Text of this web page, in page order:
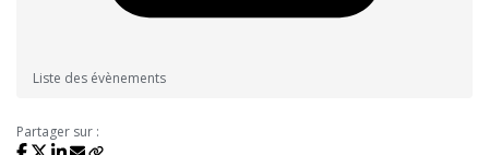
Liste des évènements
Partager sur :